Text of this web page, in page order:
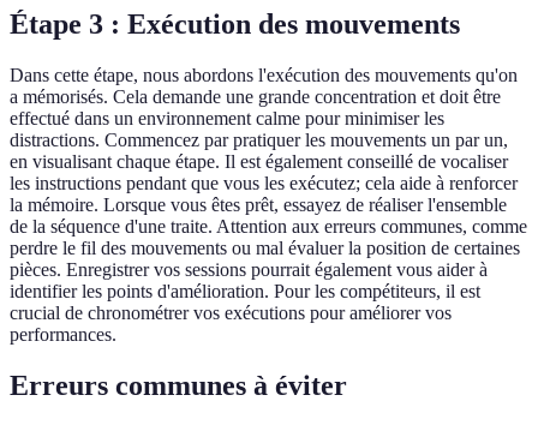
Étape 3 : Exécution des mouvements
Dans cette étape, nous abordons l'exécution des mouvements qu'on
a mémorisés. Cela demande une grande concentration et doit être
effectué dans un environnement calme pour minimiser les
distractions. Commencez par pratiquer les mouvements un par un,
en visualisant chaque étape. Il est également conseillé de vocaliser
les instructions pendant que vous les exécutez; cela aide à renforcer
la mémoire. Lorsque vous êtes prêt, essayez de réaliser l'ensemble
de la séquence d'une traite. Attention aux erreurs communes, comme
perdre le fil des mouvements ou mal évaluer la position de certaines
pièces. Enregistrer vos sessions pourrait également vous aider à
identifier les points d'amélioration. Pour les compétiteurs, il est
crucial de chronométrer vos exécutions pour améliorer vos
performances.
Erreurs communes à éviter